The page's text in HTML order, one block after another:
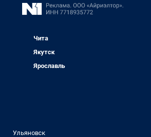
Чита
Якутск
Ярославль
Ульяновск